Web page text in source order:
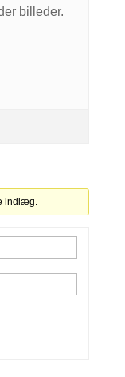
billeder.
indlæg.